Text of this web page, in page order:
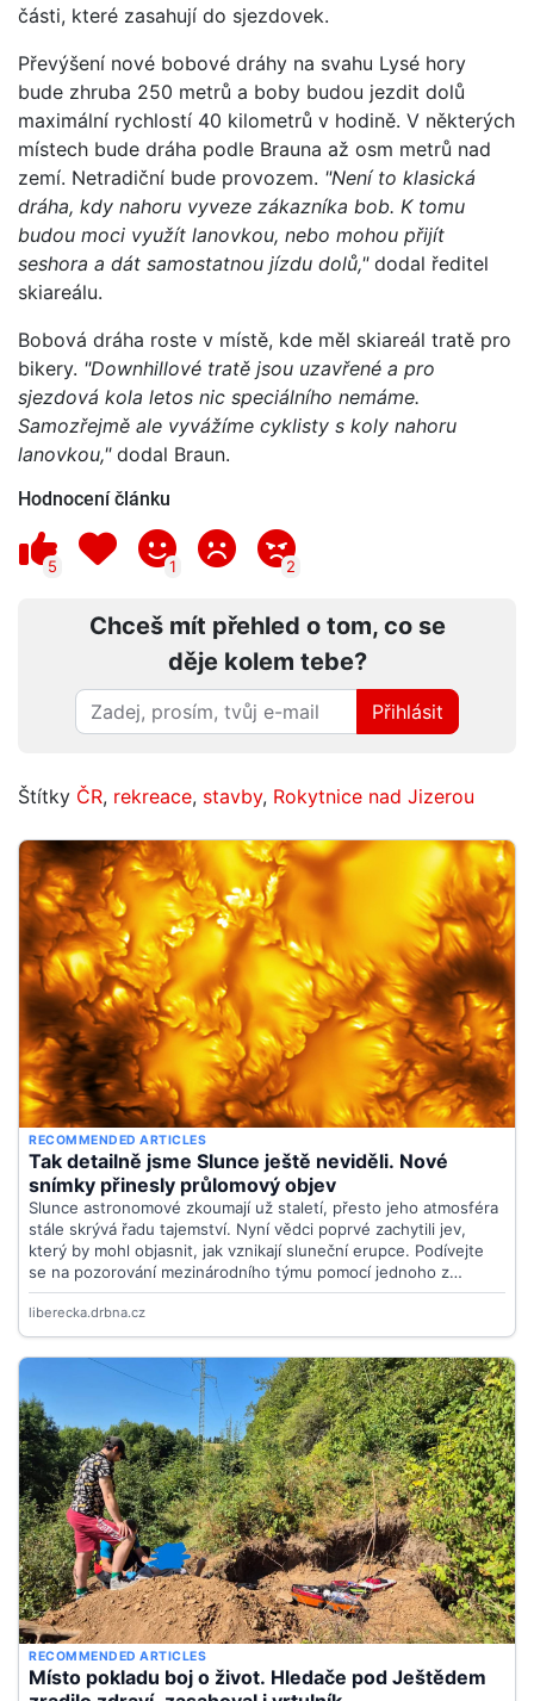
části, které zasahují do sjezdovek.
Převýšení nové bobové dráhy na svahu Lysé hory
bude zhruba 250 metrů a boby budou jezdit dolů
maximální rychlostí 40 kilometrů v hodině. V některých
místech bude dráha podle Brauna až osm metrů nad
zemí. Netradiční bude provozem. "Není to klasická
dráha, kdy nahoru vyveze zákazníka bob. K tomu
budou moci využít lanovkou, nebo mohou přijít
seshora a dát samostatnou jízdu dolů," dodal ředitel
skiareálu.
Bobová dráha roste v místě, kde měl skiareál tratě pro
bikery. "Downhillové tratě jsou uzavřené a pro
sjezdová kola letos nic speciálního nemáme.
Samozřejmě ale vyvážíme cyklisty s koly nahoru
lanovkou,"dodal Braun.
Hodnocení článku
5 1 2
Chceš mít přehled o tom, co se
děje kolem tebe?
Přihlásit
Štítky ČR, rekreace, stavby, Rokytnice nad Jizerou